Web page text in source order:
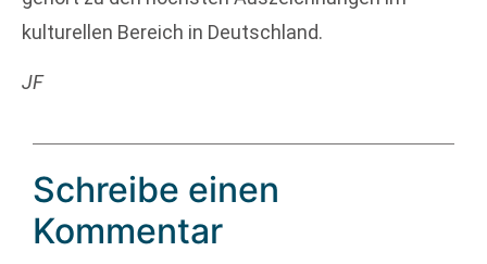
kulturellen Bereich in Deutschland.
JF
Schreibe einen
Kommentar